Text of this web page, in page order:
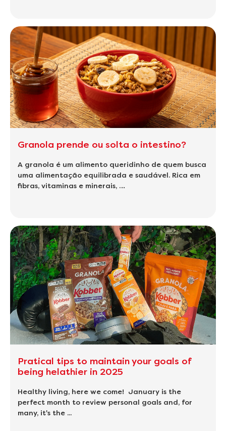
Granola prende ou solta o intestino?
A granola é um alimento queridinho de quem busca
uma alimentação equilibrada e saudável. Rica em
fibras, vitaminas e minerais, …
Pratical tips to maintain your goals of
being helathier in 2025
Healthy living, here we come! January is the
perfect month to review personal goals and, for
many, it's the ...